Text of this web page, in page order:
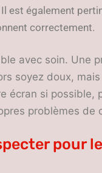
est également
correctement.
avec soin. Une
soyez doux,
écran si
problèmes de
pour